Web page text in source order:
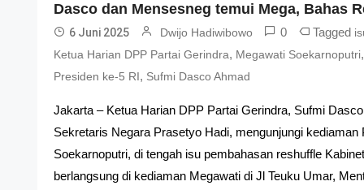
Dasco dan Mensesneg temui Mega, Bahas
6 Juni 2025 Dwijo Hadiwibowo 0 Tagged
Ketua Harian DPP Partai Gerindra, Megawati Soekarnoputri
Presiden ke-5 RI, Sufmi Dasco Ahmad
Jakarta – Ketua Harian DPP Partai Gerindra, Sufmi
Sekretaris Negara Prasetyo Hadi, mengunjungi
Soekarnoputri, di tengah isu pembahasan reshuffle
berlangsung di kediaman Megawati di Jl Teuku Umar,